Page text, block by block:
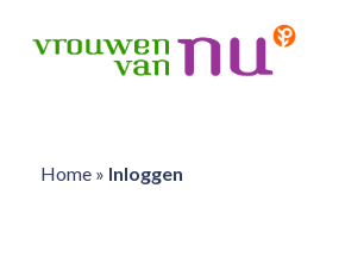
Home» Inloggen